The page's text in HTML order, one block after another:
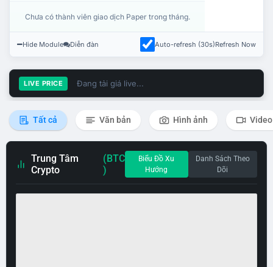
Chưa có thành viên giao dịch Paper trong tháng.
Hide Module Diễn đàn Auto-refresh (30s)Refresh Now
LIVE PRICE Đang tải giá live...
Tất cả Văn bản Hình ảnh Video
Trung Tâm
Crypto
(BTC
)
Biểu Đồ Xu
Hướng
Danh Sách Theo
Dõi